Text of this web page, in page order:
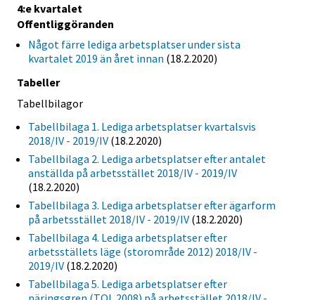
4:e kvartalet
Offentliggöranden
Något färre lediga arbetsplatser under sista
kvartalet 2019 än året innan (18.2.2020)
Tabeller
Tabellbilagor
Tabellbilaga 1. Lediga arbetsplatser kvartalsvis
2018/IV - 2019/IV (18.2.2020)
Tabellbilaga 2. Lediga arbetsplatser efter antalet
anställda på arbetsstället 2018/IV - 2019/IV
(18.2.2020)
Tabellbilaga 3. Lediga arbetsplatser efter ägarform
på arbetsstället 2018/IV - 2019/IV (18.2.2020)
Tabellbilaga 4. Lediga arbetsplatser efter
arbetsställets läge (storområde 2012) 2018/IV -
2019/IV (18.2.2020)
Tabellbilaga 5. Lediga arbetsplatser efter